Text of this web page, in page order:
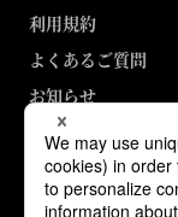
利用規約
よくあるご質問
お知らせ